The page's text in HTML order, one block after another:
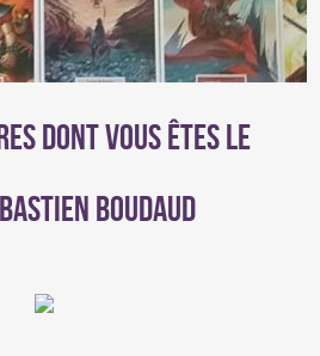
dont vous êtes le
Boudaud